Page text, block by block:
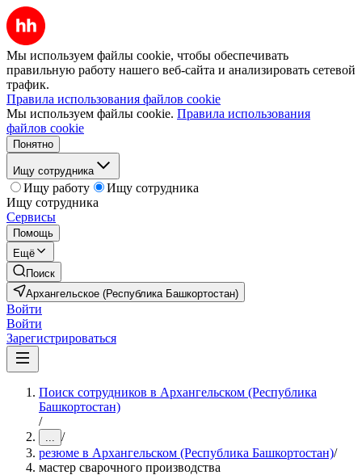
Мы используем файлы cookie, чтобы обеспечивать
правильную работу нашего веб-сайта и анализировать сетевой
трафик.
Правила использования файлов cookie
Мы используем файлы cookie. Правила использования
файлов cookie
Понятно
Ищу сотрудника
Ищу работу
Ищу сотрудника
Ищу сотрудника
Сервисы
Помощь
Ещё
Поиск
Архангельское (Республика Башкортостан)
Войти
Войти
Зарегистрироваться
Поиск сотрудников в Архангельском (Республика
Башкортостан)
/
... /
резюме в Архангельском (Республика Башкортостан)/
мастер сварочного производства